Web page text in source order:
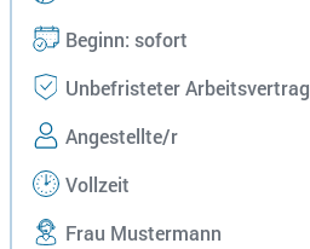
Beginn: sofort
Unbefristeter Arbeitsvertrag
Angestellte/r
Vollzeit
Frau Mustermann